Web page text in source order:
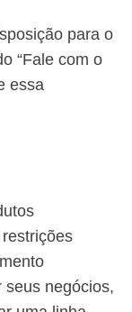
para o
“Fale com o
essa
seus negócios,